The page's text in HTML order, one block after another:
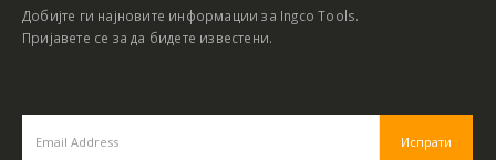
Добијте ги најновите информации за Ingco Tools.
Пријавете се за да бидете известени.